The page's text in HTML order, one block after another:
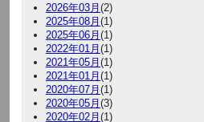
2026年03月(2)
2025年08月(1)
2025年06月(1)
2022年01月(1)
2021年05月(1)
2021年01月(1)
2020年07月(1)
2020年05月(3)
2020年02月(1)